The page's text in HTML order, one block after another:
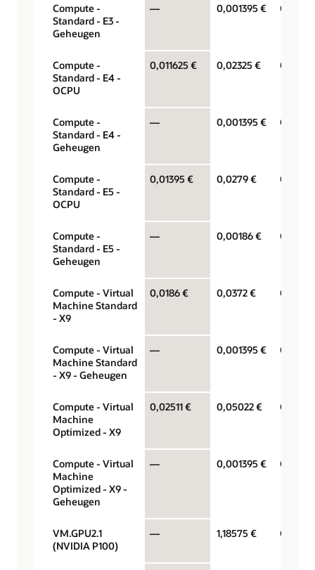
Compute -
Standard - E3 -
Geheugen
— 0,001395 €
Compute -
Standard - E4 -
OCPU
0,011625 € 0,02325 € OCPU
Compute -
Standard - E4 -
Geheugen
— 0,001395 €
Compute -
Standard - E5 -
OCPU
0,01395 € 0,0279 € OCPU
Compute -
Standard - E5 -
Geheugen
— 0,00186 €
Compute - Virtual
Machine Standard
- X9
0,0186 € 0,0372 € OCPU
Compute - Virtual
Machine Standard
- X9 - Geheugen
— 0,001395 €
Compute - Virtual
Machine
Optimized - X9
0,02511 € 0,05022 € OCPU
Compute - Virtual
Machine
Optimized - X9 -
Geheugen
— 0,001395 €
VM.GPU2.1
(NVIDIA P100)
— 1,18575 € GPU